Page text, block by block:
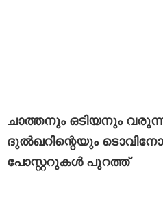
ചാത്തനും ഒടിയനും
ദുൽഖറിന്റെയും
പോസ്റ്ററുകൾ പുറത്ത്